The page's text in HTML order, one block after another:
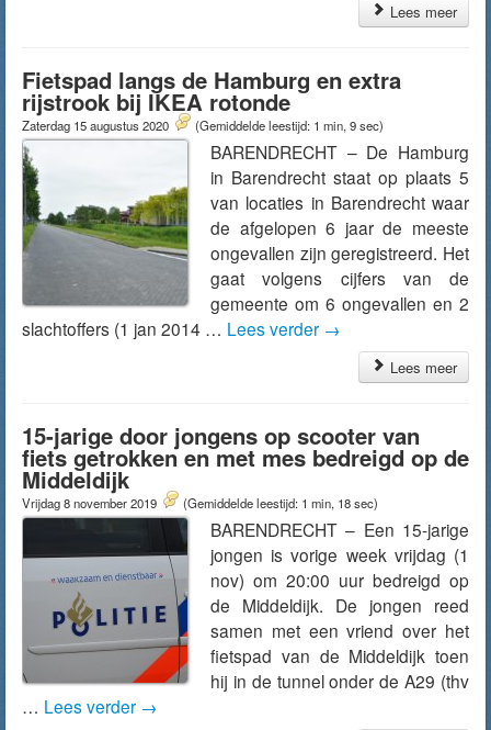
Lees meer
Fietspad langs de Hamburg en extra
rijstrook bij IKEA rotonde
Zaterdag 15 augustus 2020 (Gemiddelde leestijd: 1 min, 9 sec)
BARENDRECHT – De Hamburg
in Barendrecht staat op plaats 5
van locaties in Barendrecht waar
de afgelopen 6 jaar de meeste
ongevallen zijn geregistreerd. Het
gaat volgens cijfers van de
gemeente om 6 ongevallen en 2
slachtoffers (1 jan 2014 … Lees verder →
Lees meer
15-jarige door jongens op scooter van
fiets getrokken en met mes bedreigd op de
Middeldijk
Vrijdag 8 november 2019 (Gemiddelde leestijd: 1 min, 18 sec)
BARENDRECHT – Een 15-jarige
jongen is vorige week vrijdag (1
nov) om 20:00 uur bedreigd op
de Middeldijk. De jongen reed
samen met een vriend over het
fietspad van de Middeldijk toen
hij in de tunnel onder de A29 (thv
… Lees verder →